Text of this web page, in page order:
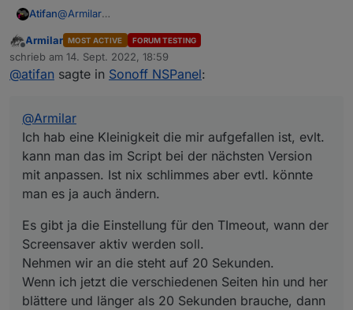
Atifan@Armilar
man das im Script bei der nächsten Version mit
anpassen. Ist nix schlimmes aber evtl. könnte man es ja
auch ändern.
Es gibt ja die Einstellung für den TImeout, wann der
Screensaver aktiv werden soll.
Nehmen wir an die steht auf 20 Sekunden.
mir zwischendurch das Ding automatisch den
Screensaver rein.
Ich finde es wäre nice, dass immer wenn die Funktion
zum Scrollen einer Seite aufgerufen wird, der Timeout
erneuert wird.
Das hätte zur Folge, dass man rumblättert und nie der
eingestellte Zeit nix mehr macht wird der Screensaver
Keine Ahnung ob das aufwendig ist umzusetzen :)
Offline
Armilar MOST ACTIVE FORUM TESTING
schrieb am 14. Sept. 2022, 18:59
zuletzt editiert von
@atifan sagte in Sonoff NSPanel:
@Armilar
Ich hab eine Kleinigkeit die mir aufgefallen ist, evlt.
kann man das im Script bei der nächsten Version
mit anpassen. Ist nix schlimmes aber evtl. könnte
man es ja auch ändern.
Es gibt ja die Einstellung für den TImeout, wann der
Screensaver aktiv werden soll.
Nehmen wir an die steht auf 20 Sekunden.
Wenn ich jetzt die verschiedenen Seiten hin und her
blättere und länger als 20 Sekunden brauche, dann